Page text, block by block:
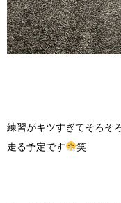
練習がキツすぎてそろそ
走る予定です
笑